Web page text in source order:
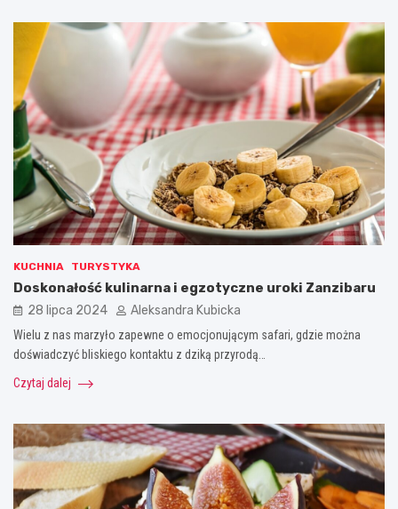
KUCHNIA TURYSTYKA
Doskonałość kulinarna i egzotyczne uroki Zanzibaru
28 lipca 2024 Aleksandra Kubicka
Wielu z nas marzyło zapewne o emocjonującym safari, gdzie można
doświadczyć bliskiego kontaktu z dziką przyrodą…
Czytaj dalej